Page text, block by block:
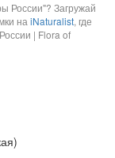
России"? Загружай
на iNaturalist, где
| Flora of